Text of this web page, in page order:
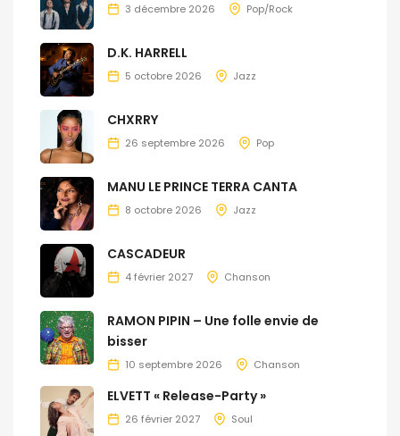
3 décembre 2026 Pop/Rock
D.K. HARRELL
5 octobre 2026 Jazz
CHXRRY
26 septembre 2026 Pop
MANU LE PRINCE TERRA CANTA
8 octobre 2026 Jazz
CASCADEUR
4 février 2027 Chanson
RAMON PIPIN – Une folle envie de
bisser
10 septembre 2026 Chanson
ELVETT « Release-Party »
26 février 2027 Soul